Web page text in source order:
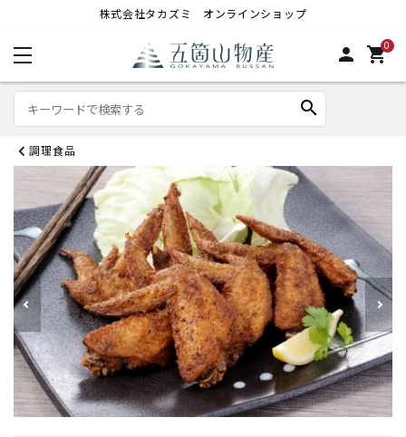
株式会社タカズミ オンラインショップ
person 0
shopping_cart
search
調理食品